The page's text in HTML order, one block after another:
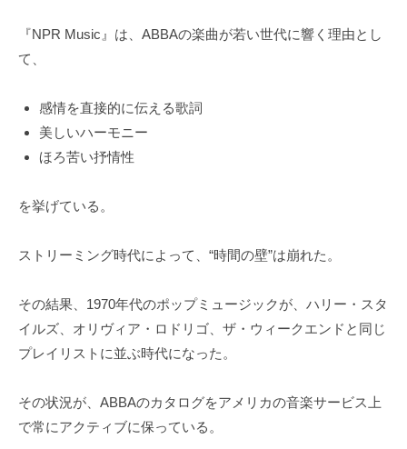
『NPR Music』は、ABBAの楽曲が若い世代に響く理由とし
て、
感情を直接的に伝える歌詞
美しいハーモニー
ほろ苦い抒情性
を挙げている。
ストリーミング時代によって、“時間の壁”は崩れた。
その結果、1970年代のポップミュージックが、ハリー・スタ
イルズ、オリヴィア・ロドリゴ、ザ・ウィークエンドと同じ
プレイリストに並ぶ時代になった。
その状況が、ABBAのカタログをアメリカの音楽サービス上
で常にアクティブに保っている。